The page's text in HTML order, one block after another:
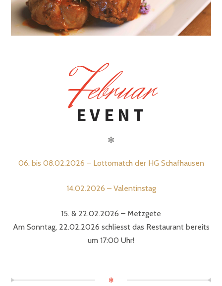
F
ebruar
EVENT
✻
06. bis 08.02.2026 – Lottomatch der HG Schafhausen
14.02.2026 – Valentinstag
15. & 22.02.2026 – Metzgete
Am Sonntag, 22.02.2026 schliesst das Restaurant bereits
um 17:00 Uhr!
✻